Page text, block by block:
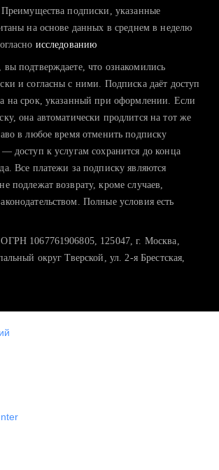
времени на поиск и вручную поднимаете
себя с конкурентами и оценить шансы
Преимущества подписки, указанные
на основе данных в среднем в неделю
исследованию
подтверждаете, что ознакомились
и согласны с ними. Подписка даёт доступ
на срок, указанный при оформлении. Если
она автоматически продлится на тот же
в любое время отменить подписку
доступ к услугам сохранится до конца
Все платежи за подписку являются
подлежат возврату, кроме случаев,
Полные условия есть
1067761906805, 125047, г. Москва,
округ Тверской, ул. 2-я Брестская,